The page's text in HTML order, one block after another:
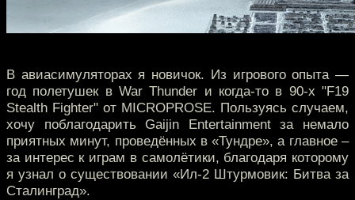
В авиасимуляторах я новичок. Из игрового опыта —
год полетушек в War Thunder и когда-то в 90-х "F19
Stealth Fighter" от MICROPROSE. Пользуясь случаем,
хочу поблагодарить Gaijin Entertainment за немало
приятных минут, проведённых в «Тундре», а главное –
за интерес к играм в самолётики, благодаря которому
я узнал о существовании «Ил-2 Штурмовик: Битва за
Сталинград».